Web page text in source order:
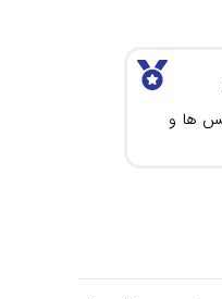
ها و